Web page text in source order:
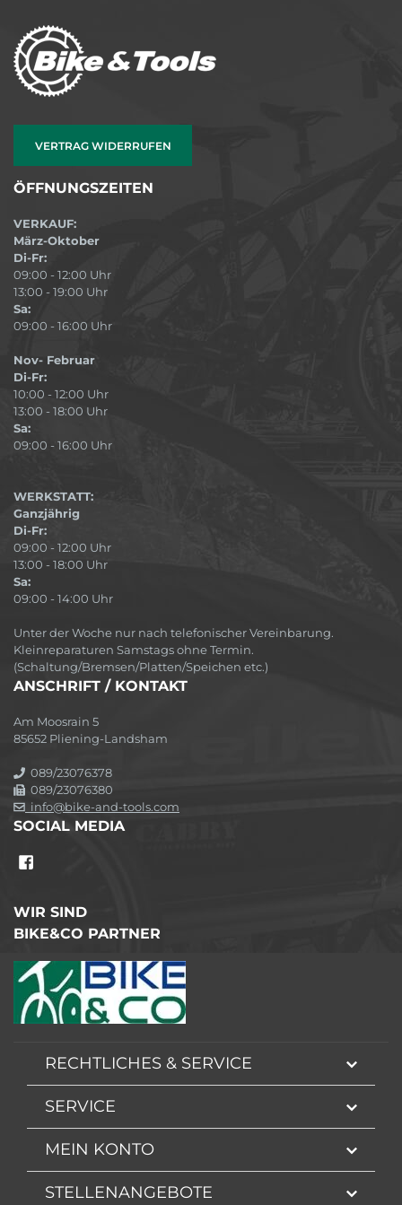
VERTRAG WIDERRUFEN
ÖFFNUNGSZEITEN
VERKAUF:
März-Oktober
Di-Fr:
09:00 - 12:00 Uhr
13:00 - 19:00 Uhr
Sa:
09:00 - 16:00 Uhr
Nov- Februar
Di-Fr:
10:00 - 12:00 Uhr
13:00 - 18:00 Uhr
Sa:
09:00 - 16:00 Uhr
WERKSTATT:
Ganzjährig
Di-Fr:
09:00 - 12:00 Uhr
13:00 - 18:00 Uhr
Sa:
09:00 - 14:00 Uhr
Unter der Woche nur nach telefonischer Vereinbarung.
Kleinreparaturen Samstags ohne Termin.
(Schaltung/Bremsen/Platten/Speichen etc.)
ANSCHRIFT / KONTAKT
Am Moosrain 5
85652 Pliening-Landsham
089/23076378
089/23076380
info@bike-and-tools.com
SOCIAL MEDIA
WIR SIND
BIKE&CO PARTNER
RECHTLICHES & SERVICE
SERVICE
MEIN KONTO
STELLENANGEBOTE